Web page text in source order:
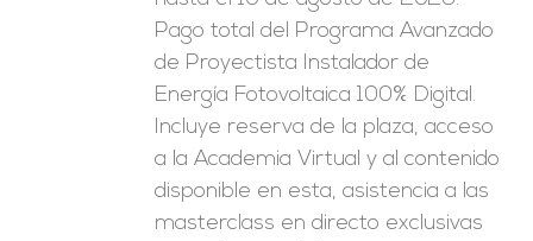
1.250,00€.625,00€.
Pago total del Programa Avanzado
de Proyectista Instalador de
Energía Fotovoltaica 100% Digital.
Incluye reserva de la plaza, acceso
a la Academia Virtual y al contenido
disponible en esta, asistencia a las
masterclass en directo exclusivas